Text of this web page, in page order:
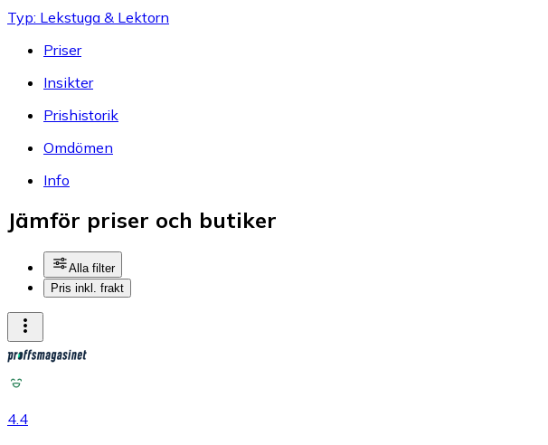
Typ: Lekstuga & Lektorn
Priser
Insikter
Prishistorik
Omdömen
Info
Jämför priser och butiker
Alla filter
Pris inkl. frakt
4.4